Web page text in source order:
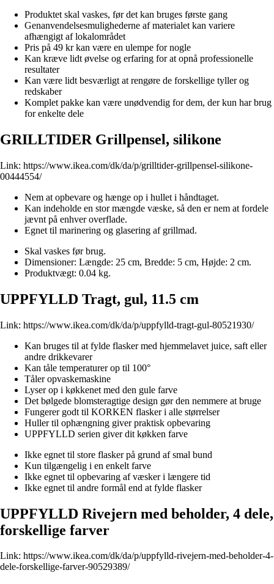
Produktet skal vaskes, før det kan bruges første gang
Genanvendelsesmulighederne af materialet kan variere
afhængigt af lokalområdet
Pris på 49 kr kan være en ulempe for nogle
Kan kræve lidt øvelse og erfaring for at opnå professionelle
resultater
Kan være lidt besværligt at rengøre de forskellige tyller og
redskaber
Komplet pakke kan være unødvendig for dem, der kun har brug
for enkelte dele
GRILLTIDER Grillpensel, silikone
Link: https://www.ikea.com/dk/da/p/grilltider-grillpensel-silikone-
00444554/
Nem at opbevare og hænge op i hullet i håndtaget.
Kan indeholde en stor mængde væske, så den er nem at fordele
jævnt på enhver overflade.
Egnet til marinering og glasering af grillmad.
Skal vaskes før brug.
Dimensioner: Længde: 25 cm, Bredde: 5 cm, Højde: 2 cm.
Produktvægt: 0.04 kg.
UPPFYLLD Tragt, gul, 11.5 cm
Link: https://www.ikea.com/dk/da/p/uppfylld-tragt-gul-80521930/
Kan bruges til at fylde flasker med hjemmelavet juice, saft eller
andre drikkevarer
Kan tåle temperaturer op til 100°
Tåler opvaskemaskine
Lyser op i køkkenet med den gule farve
Det bølgede blomsteragtige design gør den nemmere at bruge
Fungerer godt til KORKEN flasker i alle størrelser
Huller til ophængning giver praktisk opbevaring
UPPFYLLD serien giver dit køkken farve
Ikke egnet til store flasker på grund af smal bund
Kun tilgængelig i en enkelt farve
Ikke egnet til opbevaring af væsker i længere tid
Ikke egnet til andre formål end at fylde flasker
UPPFYLLD Rivejern med beholder, 4 dele,
forskellige farver
Link: https://www.ikea.com/dk/da/p/uppfylld-rivejern-med-beholder-4-
dele-forskellige-farver-90529389/